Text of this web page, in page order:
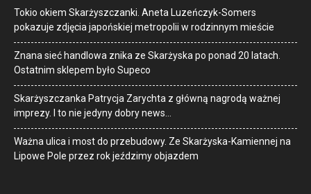
Tokio okiem Skarżyszczanki. Aneta Luzeńczyk-Somers
pokazuje zdjęcia japońskiej metropolii w rodzinnym mieście
Znana sieć handlowa znika ze Skarżyska po ponad 20 latach.
Ostatnim sklepem było Supeco
Skarżyszczanka Patrycja Zarychta z główną nagrodą ważnej
imprezy. I to nie jedyny dobry news…
Ważna ulica i most do przebudowy. Ze Skarżyska-Kamiennej na
Lipowe Pole przez rok jeździmy objazdem